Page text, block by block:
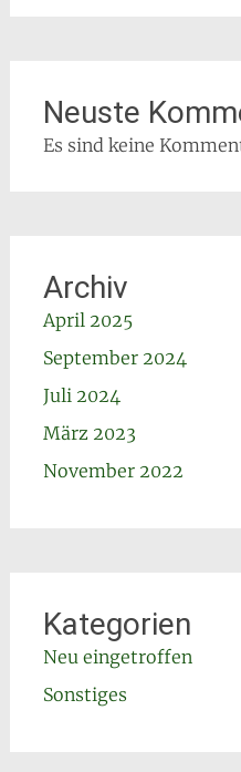
Neuste
Es sind keine
Archiv
April 2025
September 2024
Juli 2024
März 2023
November 2022
Kategorien
Neu eingetroffen
Sonstiges